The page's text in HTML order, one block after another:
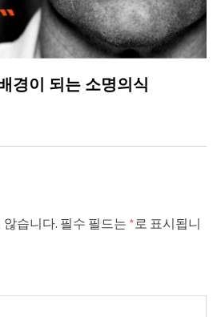
경이 되는 소명의식
않습니다. 필수 필드는 *로 표시됩니